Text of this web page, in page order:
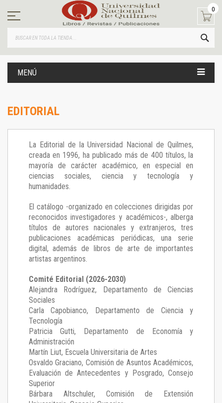
contenido
0
MENÚ
EDITORIAL
La Editorial de la Universidad Nacional de Quilmes,
creada en 1996, ha publicado más de 400 títulos, la
mayoría de carácter académico, en especial en
ciencias sociales, ciencia y tecnología y
humanidades.
El catálogo -organizado en colecciones dirigidas por
reconocidos investigadores y académicos-, alberga
títulos de autores nacionales y extranjeros, tres
publicaciones académicas periódicas, una serie
digital, además de libros de arte de importantes
artistas argentinos.
Comité Editorial (2026-2030)
Alejandra Rodríguez, Departamento de Ciencias
Sociales
Carla Capobianco, Departamento de Ciencia y
Tecnología
Patricia Gutti, Departamento de Economía y
Administración
Martín Liut, Escuela Universitaria de Artes
Osvaldo Graciano, Comisión de Asuntos Académicos,
Evaluación de Antecedentes y Posgrado, Consejo
Superior
Bárbara Altschuler, Comisión de Extensión